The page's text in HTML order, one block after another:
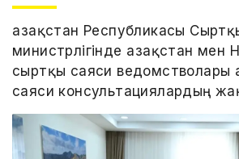
Қазақстан Республикасы
министрлігінде Қазақстан мен
сыртқы саяси ведомстволары
саяси консультациялардың